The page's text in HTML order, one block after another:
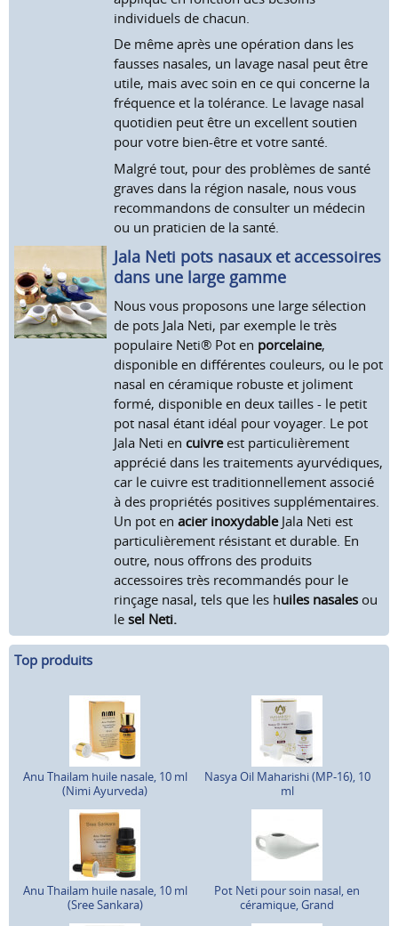
individuels de chacun.
De même après une opération dans les
fausses nasales, un lavage nasal peut être
utile, mais avec soin en ce qui concerne la
fréquence et la tolérance. Le lavage nasal
quotidien peut être un excellent soutien
pour votre bien-être et votre santé.
Malgré tout, pour des problèmes de santé
graves dans la région nasale, nous vous
recommandons de consulter un médecin
ou un praticien de la santé.
Jala Neti pots nasaux et accessoires
dans une large gamme
Nous vous proposons une large sélection
de pots Jala Neti, par exemple le très
populaire Neti® Pot en porcelaine,
disponible en différentes couleurs, ou le pot
nasal en céramique robuste et joliment
formé, disponible en deux tailles - le petit
pot nasal étant idéal pour voyager. Le pot
Jala Neti encuivreest particulièrement
apprécié dans les traitements ayurvédiques,
car le cuivre est traditionnellement associé
à des propriétés positives supplémentaires.
Un pot enacier inoxydableJala Neti est
particulièrement résistant et durable. En
outre, nous offrons des produits
accessoires très recommandés pour le
rinçage nasal, tels que les huiles nasales ou
lesel Neti.
Top produits
Anu Thailam huile nasale, 10 ml
(Nimi Ayurveda)
Nasya Oil Maharishi (MP-16), 10
ml
Anu Thailam huile nasale, 10 ml
(Sree Sankara)
Pot Neti pour soin nasal, en
céramique, Grand